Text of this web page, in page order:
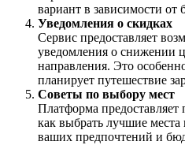
вариант в зависимости
Уведомления о скидках
Сервис предоставляет
уведомления о снижении
направления. Это
планирует путешествие
Советы по выбору мест
Платформа
как выбрать лучшие места
ваших предпочтений и